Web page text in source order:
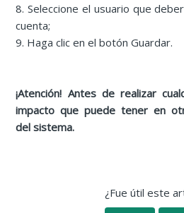
8. Seleccione el usuario que
cuenta;
9. Haga clic en el botón Guardar.
¡Atención! Antes de realizar
impacto que puede tener en
del sistema.
¿Fue útil este